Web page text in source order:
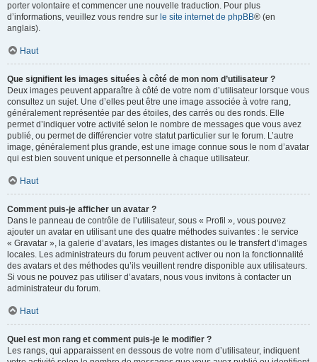
porter volontaire et commencer une nouvelle traduction. Pour plus
d’informations, veuillez vous rendre sur le site internet de phpBB® (en
anglais).
Haut
Que signifient les images situées à côté de mon nom d’utilisateur ?
Deux images peuvent apparaître à côté de votre nom d’utilisateur lorsque vous
consultez un sujet. Une d’elles peut être une image associée à votre rang,
généralement représentée par des étoiles, des carrés ou des ronds. Elle
permet d’indiquer votre activité selon le nombre de messages que vous avez
publié, ou permet de différencier votre statut particulier sur le forum. L’autre
image, généralement plus grande, est une image connue sous le nom d’avatar
qui est bien souvent unique et personnelle à chaque utilisateur.
Haut
Comment puis-je afficher un avatar ?
Dans le panneau de contrôle de l’utilisateur, sous « Profil », vous pouvez
ajouter un avatar en utilisant une des quatre méthodes suivantes : le service
« Gravatar », la galerie d’avatars, les images distantes ou le transfert d’images
locales. Les administrateurs du forum peuvent activer ou non la fonctionnalité
des avatars et des méthodes qu’ils veuillent rendre disponible aux utilisateurs.
Si vous ne pouvez pas utiliser d’avatars, nous vous invitons à contacter un
administrateur du forum.
Haut
Quel est mon rang et comment puis-je le modifier ?
Les rangs, qui apparaissent en dessous de votre nom d’utilisateur, indiquent